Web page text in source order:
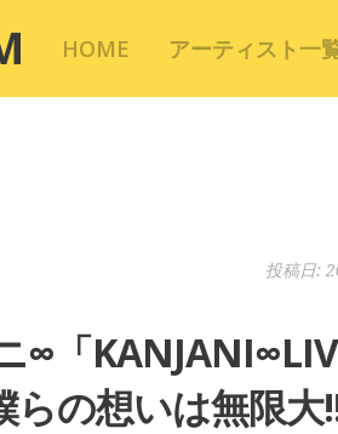
HOME アーティスト一
投稿日:
∞「
らの想いは無限